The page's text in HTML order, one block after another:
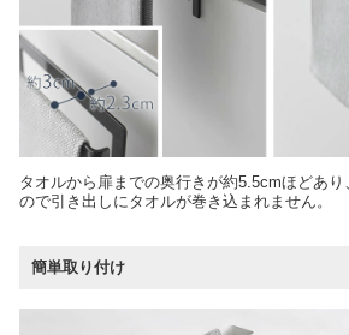
タオルから扉までの奥行きが約5.5cmほどあ
ので引き出しにタオルが巻き込まれません。
簡単取り付け